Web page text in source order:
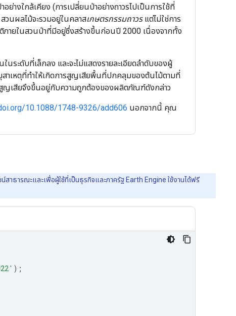
ย่างใกล้เคียง (การเปลี่ยนป่าอย่างถาวรไปเป็นการใช้ที่
นผลไม้จะรวมอยู่ในคลาสเกษตรกรรมถาวรแต่ไม่ใช่การ
ภายในสวนป่าที่มีอยู่ซึ่งสร้างขึ้นก่อนปี 2000 เนื่องจากทั้ง
ระดับที่เล็กลง และจะไม่แสดงรายละเอียดลำดับของผู้
สาเหตุที่ทำให้เกิดการสูญเสียพื้นที่ปกคลุมของต้นไม้ตามที่
ญเสียจึงขึ้นอยู่กับความถูกต้องของผลิตภัณฑ์ดังกล่าว
10.1088/1748-9326/add606 นอกจากนี้ คุณ
าธารณะและเพื่อผู้ใช้ที่เป็นธุรกิจและภาครัฐ Earth Engine ใช้งานได้ฟรี
);